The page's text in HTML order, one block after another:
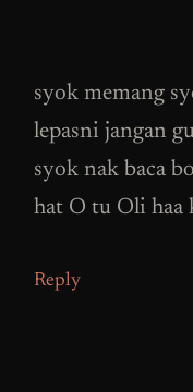
syok memang
lepasni jangan
syok nak baca
hat O tu Oli haa
Reply